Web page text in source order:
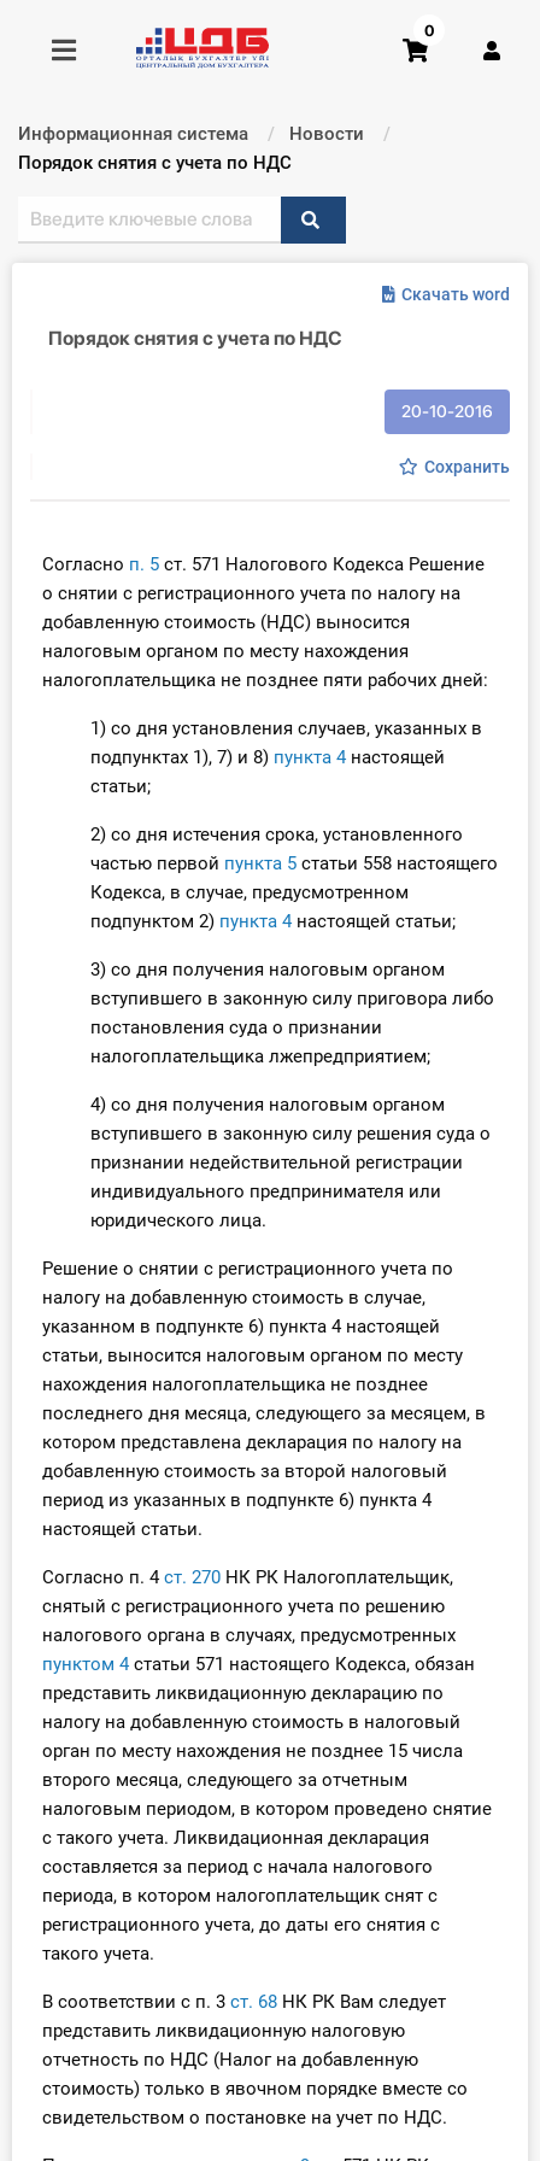
Получить консультацию
Купить доступ
Формы
Инструменты
Вебинары
Участник ВЭД
Кадры. Труд. Зарплата.
Учет по отраслям
Юридический помощник
О Системе
Обучение
Тестирование для
бухгалтера
0
Информационная система
Новости
Текущий:
Порядок снятия с учета по НДС
Скачать word
Порядок снятия с учета по НДС
20-10-2016
Сохранить
Согласно п. 5 ст. 571 Налогового Кодекса Решение
о снятии с регистрационного учета по налогу на
добавленную стоимость (НДС) выносится
налоговым органом по месту нахождения
налогоплательщика не позднее пяти рабочих дней:
1) со дня установления случаев, указанных в
подпунктах 1), 7) и 8) пункта 4 настоящей
статьи;
2) со дня истечения срока, установленного
частью первой пункта 5 статьи 558 настоящего
Кодекса, в случае, предусмотренном
подпунктом 2) пункта 4 настоящей статьи;
3) со дня получения налоговым органом
вступившего в законную силу приговора либо
постановления суда о признании
налогоплательщика лжепредприятием;
4) со дня получения налоговым органом
вступившего в законную силу решения суда о
признании недействительной регистрации
индивидуального предпринимателя или
юридического лица.
Решение о снятии с регистрационного учета по
налогу на добавленную стоимость в случае,
указанном в подпункте 6) пункта 4 настоящей
статьи, выносится налоговым органом по месту
нахождения налогоплательщика не позднее
последнего дня месяца, следующего за месяцем, в
котором представлена декларация по налогу на
добавленную стоимость за второй налоговый
период из указанных в подпункте 6) пункта 4
настоящей статьи.
Согласно п. 4ст. 270 НК РК Налогоплательщик,
снятый с регистрационного учета по решению
налогового органа в случаях, предусмотренных
пунктом 4 статьи 571 настоящего Кодекса, обязан
представить ликвидационную декларацию по
налогу на добавленную стоимость в налоговый
орган по месту нахождения не позднее 15 числа
второго месяца, следующего за отчетным
налоговым периодом, в котором проведено снятие
с такого учета. Ликвидационная декларация
составляется за период с начала налогового
периода, в котором налогоплательщик снят с
регистрационного учета, до даты его снятия с
такого учета.
В соответствии с п. 3 ст. 68 НК РК Вам следует
представить ликвидационную налоговую
отчетность по НДС (Налог на добавленную
стоимость) только в явочном порядке вместе со
свидетельством о постановке на учет по НДС.